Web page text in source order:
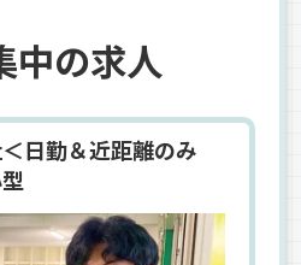
中の求人
日勤＆近距離のみ